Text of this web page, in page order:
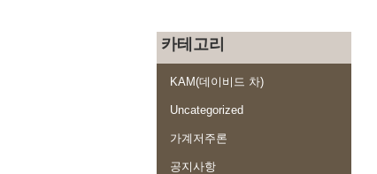
카테고리
KAM(데이비드 차)
Uncategorized
가계저주론
공지사항